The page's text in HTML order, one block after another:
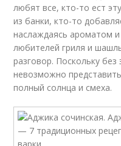
любят все, кто-то ест
из банки, кто-то
наслаждаясь ароматом
любителей гриля и
разговор. Поскольку
невозможно
полный солнца и смеха.